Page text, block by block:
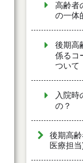
高齢者
の一体
後期高
係るコ
ついて
入院時
の？
後期高
医療担